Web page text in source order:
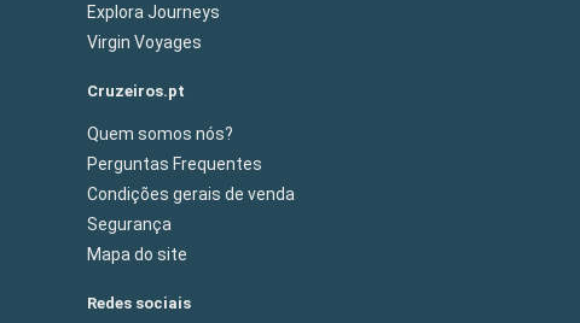
Explora Journeys
Virgin Voyages
Cruzeiros.pt
Quem somos nós?
Perguntas Frequentes
Condições gerais de venda
Segurança
Mapa do site
Redes sociais